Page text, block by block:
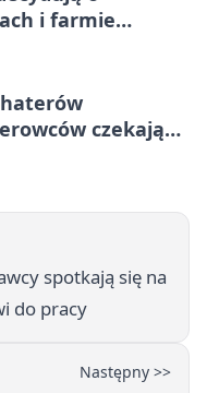
i farmie
czekają
spotkają się na
do pracy
Następny >>